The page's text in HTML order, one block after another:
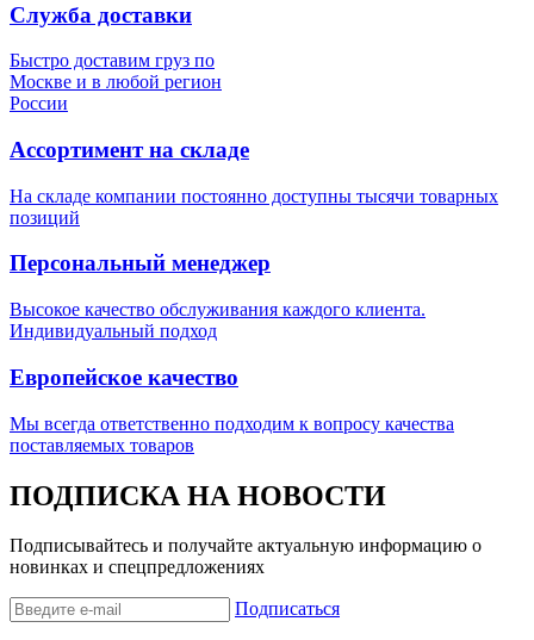
Служба доставки
Быстро доставим груз по
Москве и в любой регион
России
Ассортимент на складе
На складе компании постоянно доступны тысячи товарных
позиций
Персональный менеджер
Высокое качество обслуживания каждого клиента.
Индивидуальный подход
Европейское качество
Мы всегда ответственно подходим к вопросу качества
поставляемых товаров
ПОДПИСКА НА НОВОСТИ
Подписывайтесь и получайте актуальную информацию о
новинках и спецпредложениях
Подписаться